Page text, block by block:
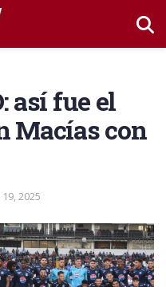
así fue el
Macías con
2025